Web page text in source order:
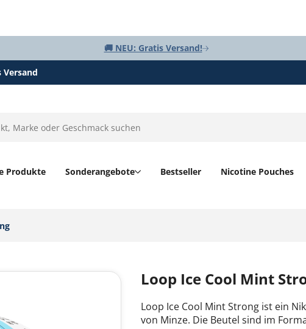
🚚 NEU: Gratis Versand!
Versand
Produkte Sonderangebote Bestseller Nicotine Pouches
Loop Ice Cool Mint
Loop Ice Cool Mint Strong ist ein
von Minze. Die Beutel sind im